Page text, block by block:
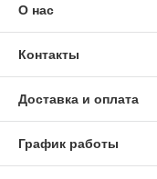
О нас
Контакты
Доставка и оплата
График работы